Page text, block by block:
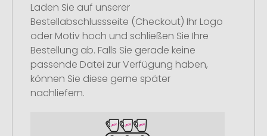
Laden Sie auf unserer
Bestellabschlussseite (Checkout) Ihr Logo
oder Motiv hoch und schließen Sie Ihre
Bestellung ab. Falls Sie gerade keine
passende Datei zur Verfügung haben,
können Sie diese gerne später
nachliefern.